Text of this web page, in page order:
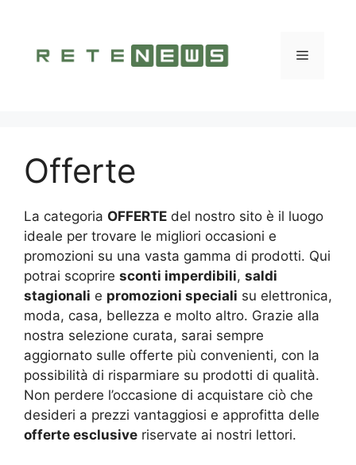
contenuto
Menu
Offerte
La categoria OFFERTE del nostro sito è il luogo
ideale per trovare le migliori occasioni e
promozioni su una vasta gamma di prodotti. Qui
potrai scoprire sconti imperdibili, saldi
stagionali e promozioni speciali su elettronica,
moda, casa, bellezza e molto altro. Grazie alla
nostra selezione curata, sarai sempre
aggiornato sulle offerte più convenienti, con la
possibilità di risparmiare su prodotti di qualità.
Non perdere l’occasione di acquistare ciò che
desideri a prezzi vantaggiosi e approfitta delle
offerte esclusive riservate ai nostri lettori.